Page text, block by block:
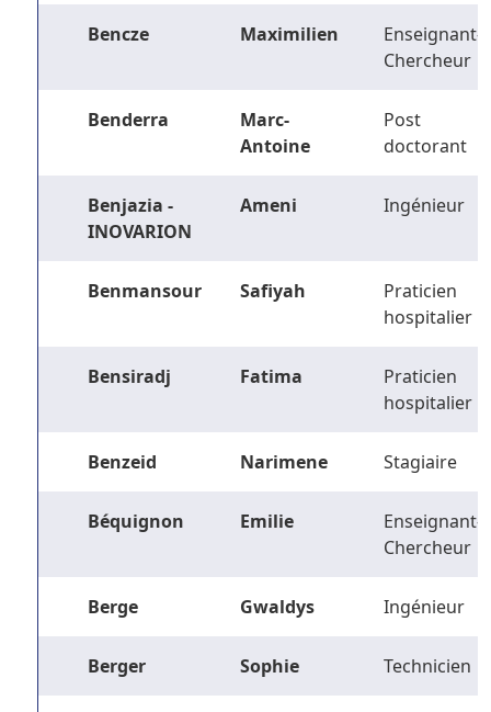
Bencze Maximilien
Enseignant-
Chercheur
Benderra
Marc-
Antoine
Post
doctorant
Benjazia -
INOVARION
Ameni Ingénieur
Benmansour Safiyah
Praticien
hospitalier
Bensiradj Fatima
Praticien
hospitalier
Benzeid Narimene Stagiaire
Béquignon Emilie
Enseignant-
Chercheur
Berge Gwaldys Ingénieur
Berger Sophie Technicien